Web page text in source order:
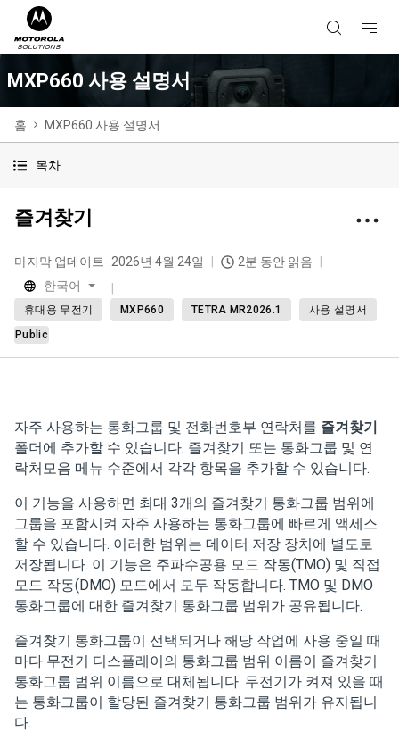
MXP660 사용 설명서
홈 MXP660 사용 설명서
목차
즐겨찾기
마지막 업데이트 2026년 4월 24일
2분 동안 읽음
한국어
휴대용 무전기 MXP660 TETRA MR2026.1
사용 설명서
Public
자주 사용하는 통화그룹 및 전화번호부 연락처를 즐겨찾기
폴더에 추가할 수 있습니다. 즐겨찾기 또는 통화그룹 및 연
락처모음 메뉴 수준에서 각각 항목을 추가할 수 있습니다.
이 기능을 사용하면 최대 3개의 즐겨찾기 통화그룹 범위에
그룹을 포함시켜 자주 사용하는 통화그룹에 빠르게 액세스
할 수 있습니다. 이러한 범위는 데이터 저장 장치에 별도로
저장됩니다. 이 기능은 주파수공용 모드 작동(TMO) 및 직접
모드 작동(DMO) 모드에서 모두 작동합니다. TMO 및 DMO
통화그룹에 대한 즐겨찾기 통화그룹 범위가 공유됩니다.
즐겨찾기 통화그룹이 선택되거나 해당 작업에 사용 중일 때
마다 무전기 디스플레이의 통화그룹 범위 이름이 즐겨찾기
통화그룹 범위 이름으로 대체됩니다. 무전기가 켜져 있을 때
는 통화그룹이 할당된 즐겨찾기 통화그룹 범위가 유지됩니
다.